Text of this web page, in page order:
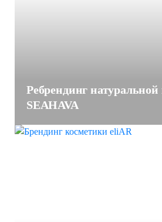
Ребрендинг
SEAHAVA